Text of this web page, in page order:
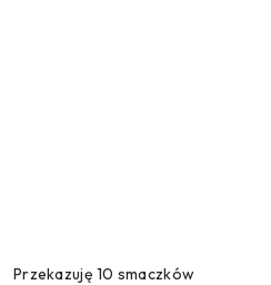
Przekazuję 10 smaczków